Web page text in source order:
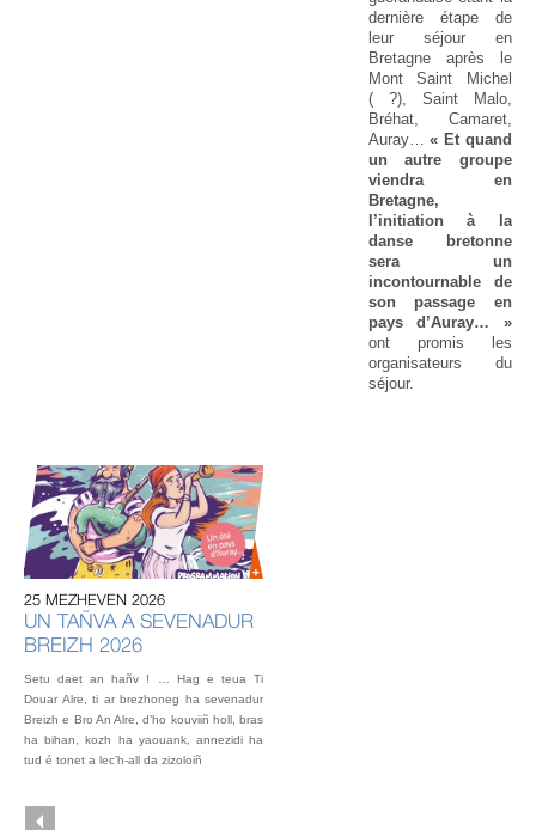
dernière étape de
leur séjour en
Bretagne après le
Mont Saint Michel
( ?), Saint Malo,
Bréhat, Camaret,
Auray…« Et quand
un autre groupe
viendra en
Bretagne,
l’initiation à la
danse bretonne
sera un
incontournable de
son passage en
pays d’Auray… »
ont promis les
organisateurs du
séjour.
25 MEZHEVEN 2026
UN TAÑVA A SEVENADUR
BREIZH 2026
Setu daet an hañv ! … Hag e teua Ti
Douar Alre, ti ar brezhoneg ha sevenadur
Breizh e Bro An Alre, d’ho kouviiñ holl, bras
ha bihan, kozh ha yaouank, annezidi ha
tud é tonet a lec’h-all da zizoloiñ